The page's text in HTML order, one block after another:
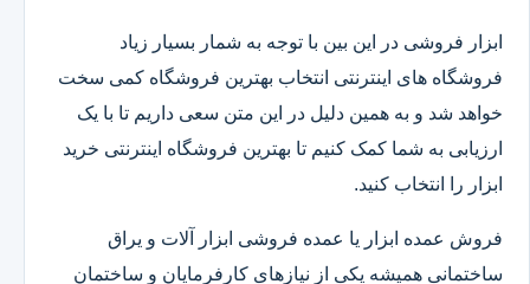
ابزار فروشی در این بین با توجه به شمار بسیار زیاد
فروشگاه های اینترنتی انتخاب بهترین فروشگاه کمی سخت
خواهد شد و به همین دلیل در این متن سعی داریم تا با یک
ارزیابی به شما کمک کنیم تا بهترین فروشگاه اینترنتی خرید
ابزار را انتخاب کنید.
فروش عمده ابزار یا عمده فروشی ابزار آلات و یراق
ساختمانی همیشه یکی از نیازهای کارفرمایان و ساختمان